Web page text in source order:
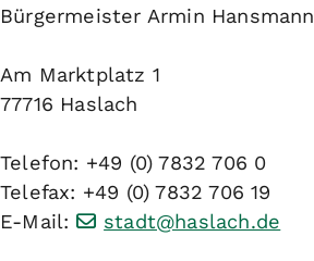
Bürgermeister Armin Hansmann
Am Marktplatz 1
77716 Haslach
Telefon: +49 (0) 7832 706 0
Telefax: +49 (0) 7832 706 19
E-Mail:
stadt@haslach.de